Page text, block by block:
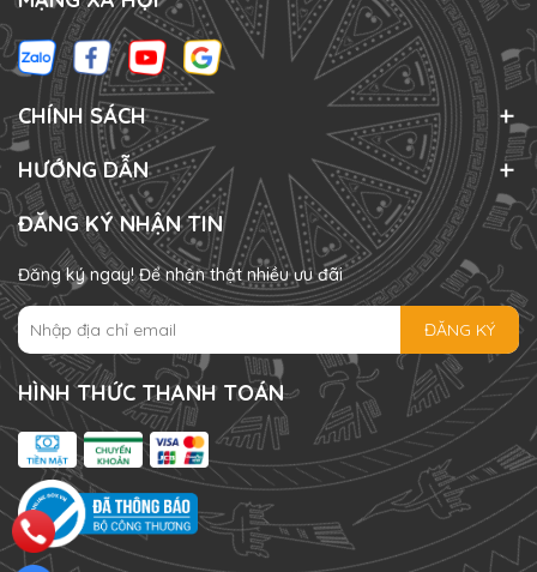
CHÍNH SÁCH
HƯỚNG DẪN
ĐĂNG KÝ NHẬN TIN
Đăng ký ngay! Để nhận thật nhiều ưu đãi
ĐĂNG KÝ
HÌNH THỨC THANH TOÁN